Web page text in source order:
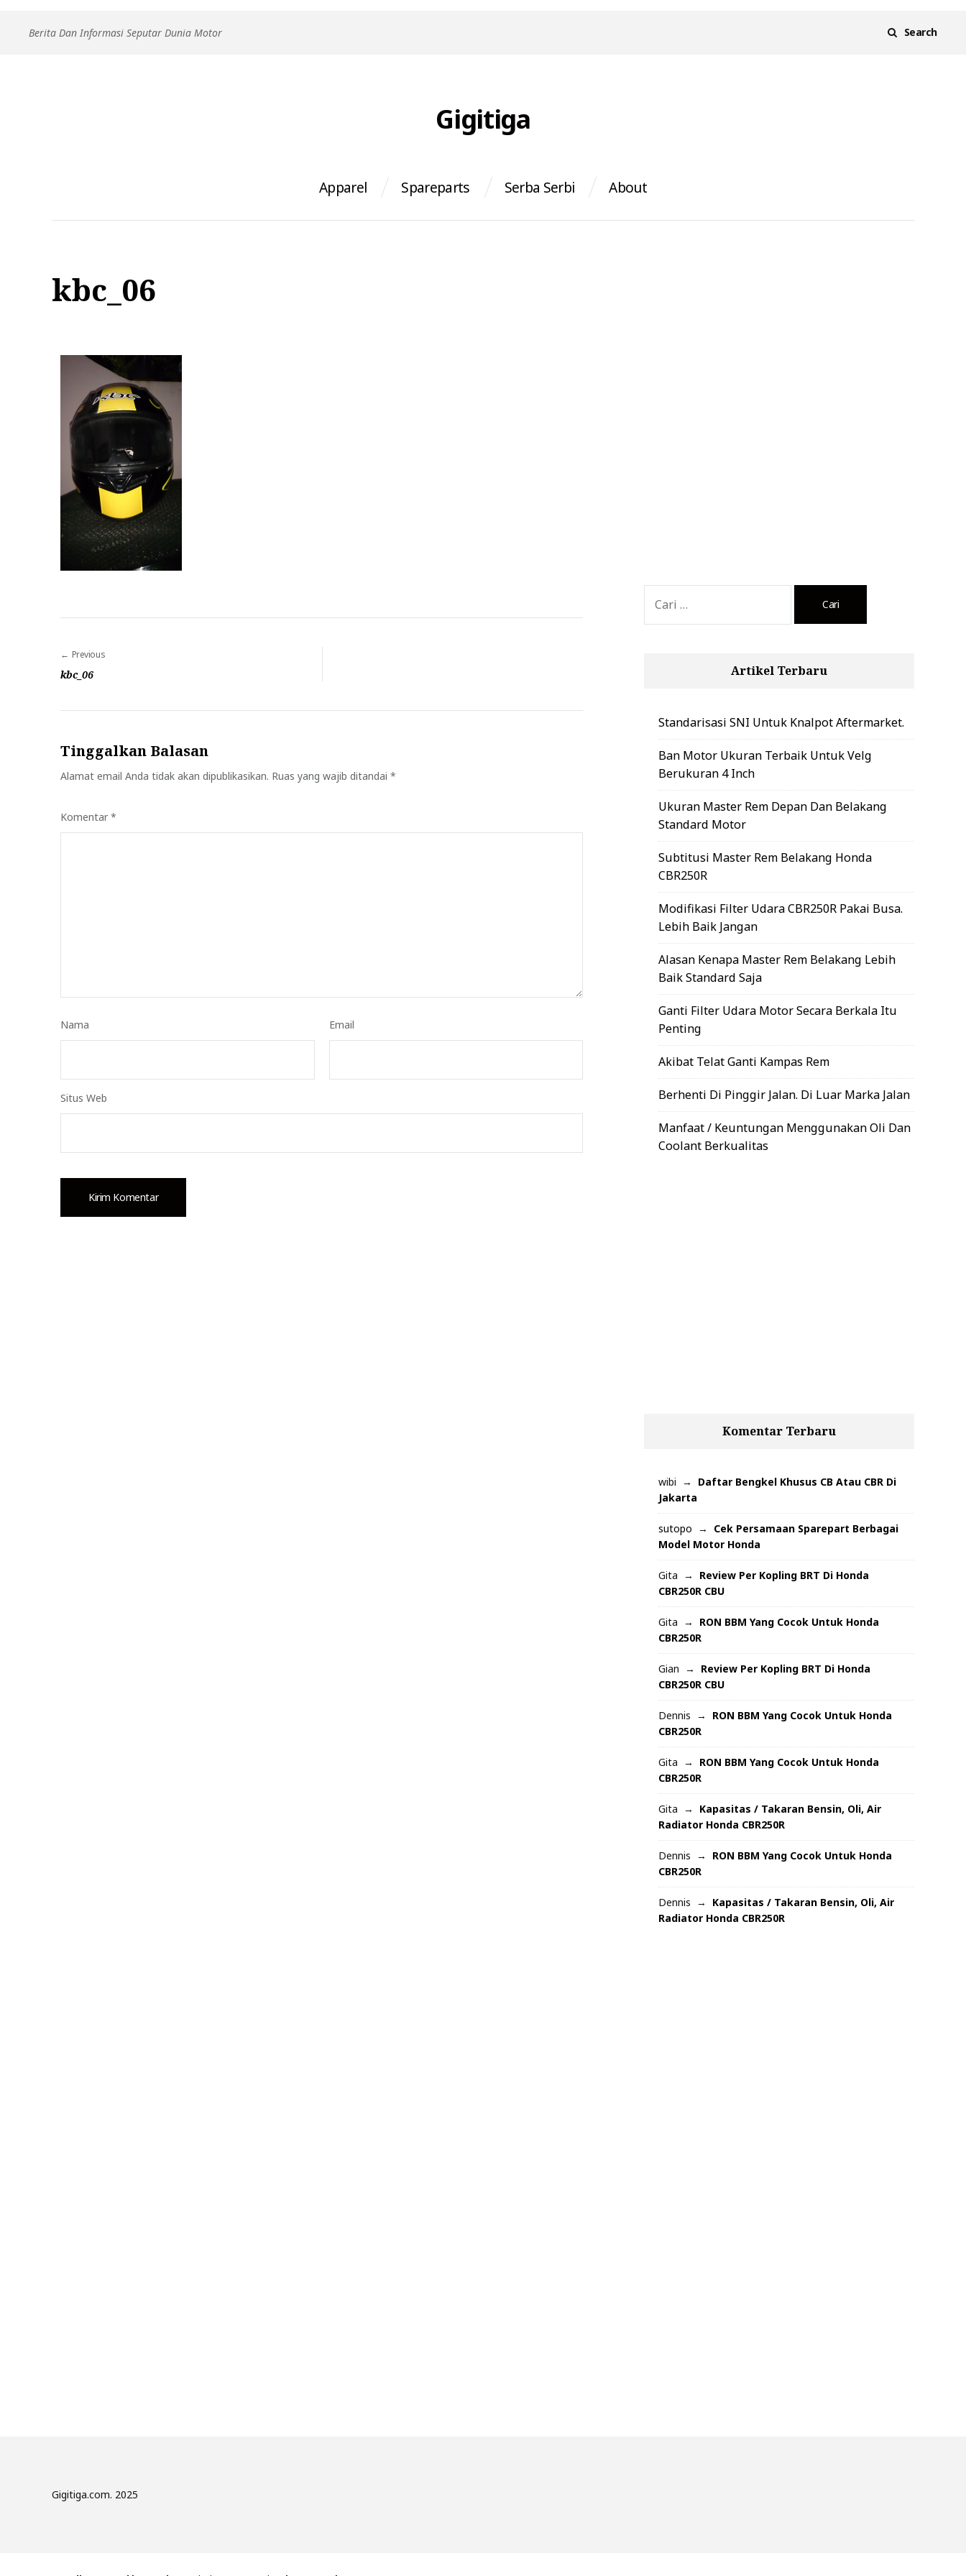
Search
Berita Dan Informasi Seputar Dunia Motor
Gigitiga
Apparel Spareparts Serba Serbi About
kbc_06
Navigasi
pos
Previous
kbc_06
Tinggalkan Balasan
Alamat email Anda tidak akan dipublikasikan. Ruas yang wajib ditandai *
Komentar *
Nama Email
Situs Web
untuk:
Artikel Terbaru
Standarisasi SNI Untuk Knalpot Aftermarket.
Ban Motor Ukuran Terbaik Untuk Velg
Berukuran 4 Inch
Ukuran Master Rem Depan Dan Belakang
Standard Motor
Subtitusi Master Rem Belakang Honda
CBR250R
Modifikasi Filter Udara CBR250R Pakai Busa.
Lebih Baik Jangan
Alasan Kenapa Master Rem Belakang Lebih
Baik Standard Saja
Ganti Filter Udara Motor Secara Berkala Itu
Penting
Akibat Telat Ganti Kampas Rem
Berhenti Di Pinggir Jalan. Di Luar Marka Jalan
Manfaat / Keuntungan Menggunakan Oli Dan
Coolant Berkualitas
Komentar Terbaru
wibi
Daftar Bengkel Khusus CB Atau CBR Di
Jakarta
sutopo
Cek Persamaan Sparepart Berbagai
Model Motor Honda
Gita
Review Per Kopling BRT Di Honda
CBR250R CBU
Gita
RON BBM Yang Cocok Untuk Honda
CBR250R
Gian
Review Per Kopling BRT Di Honda
CBR250R CBU
Dennis
RON BBM Yang Cocok Untuk Honda
CBR250R
Gita
RON BBM Yang Cocok Untuk Honda
CBR250R
Gita
Kapasitas / Takaran Bensin, Oli, Air
Radiator Honda CBR250R
Dennis
RON BBM Yang Cocok Untuk Honda
CBR250R
Dennis
Kapasitas / Takaran Bensin, Oli, Air
Radiator Honda CBR250R
Gigitiga.com. 2025